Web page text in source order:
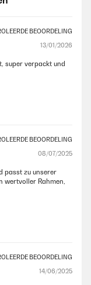
BEOORDELING
13/01/2026
super verpackt und
BEOORDELING
08/07/2025
passt zu unserer
wertvoller Rahmen,
BEOORDELING
14/06/2025